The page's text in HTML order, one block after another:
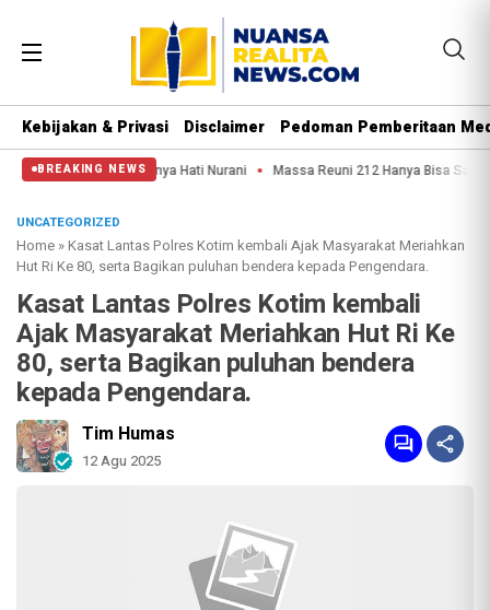
Kebijakan & Privasi Disclaimer Pedoman Pemberitaan
BREAKING NEWS
Massa Reuni 212 Hanya Bisa Sampai Thamrin, Putar Balik ke HI
UNCATEGORIZED
Home »Kasat Lantas Polres Kotim kembali Ajak Masyarakat Meriahkan
Hut Ri Ke 80, serta Bagikan puluhan bendera kepada Pengendara.
Kasat Lantas Polres Kotim kembali
Ajak Masyarakat Meriahkan Hut Ri Ke
80, serta Bagikan puluhan bendera
kepada Pengendara.
Tim Humas
12 Agu 2025